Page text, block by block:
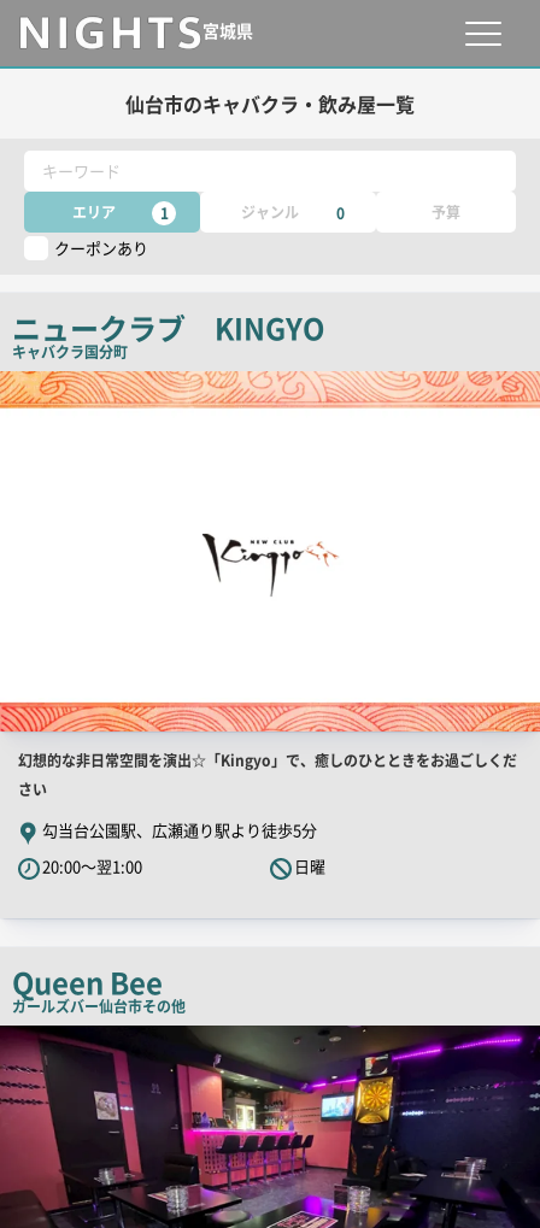
宮城県
仙台市のキャバクラ・飲み屋一覧
キーワード
エリア 1 ジャンル 0 予算
クーポンあり
ニュークラブ KINGYO
キャバクラ国分町
店
舗
PR
店
舗
PR
キ
ャ
ピ
ー
幻想的な非日常空間を演出☆「Kingyo」で、癒しのひとときをお過ごしくだ
さい
勾当台公園駅、広瀬通り駅より徒歩5分
20:00～翌1:00
日曜
Queen Bee
ガールズバー仙台市その他
店
舗
PR
画
像